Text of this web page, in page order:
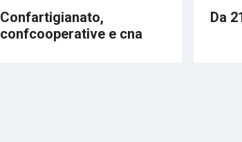
Confartigianato,
confcooperative e cna
Da